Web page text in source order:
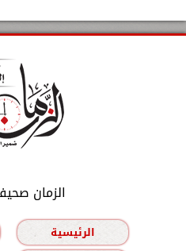
الزمان
الرئيسية